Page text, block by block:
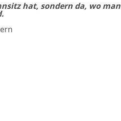
hat, sondern da, wo man